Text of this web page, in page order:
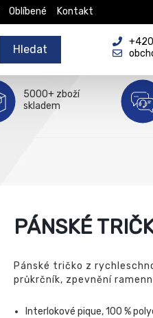
Oblíbené Kontakt
Hledat
5000+ zboží
skladem
PÁNSKÉ
Pánské tričko z
průkrčník, zpevnění
Interlokové pique, 100 %